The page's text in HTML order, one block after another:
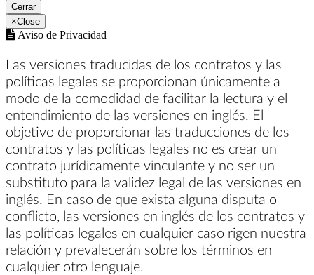
Cerrar
×Close
Aviso de Privacidad
Las versiones traducidas de los contratos y las
políticas legales se proporcionan únicamente a
modo de la comodidad de facilitar la lectura y el
entendimiento de las versiones en inglés. El
objetivo de proporcionar las traducciones de los
contratos y las políticas legales no es crear un
contrato jurídicamente vinculante y no ser un
substituto para la validez legal de las versiones en
inglés. En caso de que exista alguna disputa o
conflicto, las versiones en inglés de los contratos y
las políticas legales en cualquier caso rigen nuestra
relación y prevalecerán sobre los términos en
cualquier otro lenguaje.